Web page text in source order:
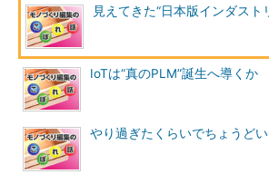
見えてきた“日本版インダスト
IoTは“真のPLM”誕生へ導くか
やり過ぎたくらいでちょうど